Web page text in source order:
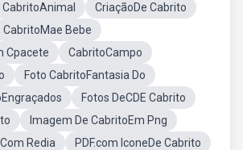
CabritoAnimal
CriaçãoDe Cabrito
CabritoMae Bebe
Cpacete
CabritoCampo
Foto CabritoFantasia Do
Fotos DeCDE Cabrito
Imagem De CabritoEm Png
Redia
PDF.com IconeDe Cabrito